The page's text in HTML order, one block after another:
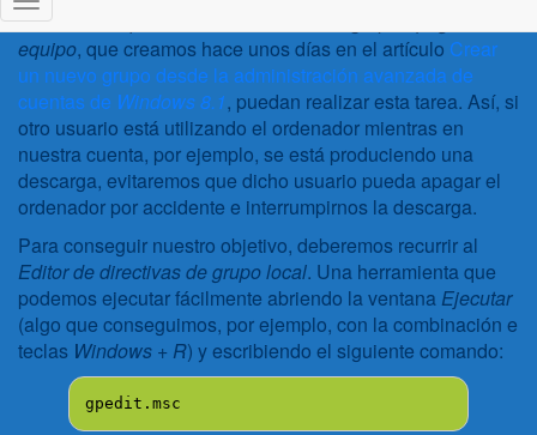
Cambiar
modo
de
navegación
cómo hacer que sólo los miembros del grupo
equipo, que creamos hace unos días en el artículo Crear
un nuevo grupo desde la administración avanzada de
cuentas de Windows 8.1, puedan realizar esta tarea. Así, si
otro usuario está utilizando el ordenador mientras en
nuestra cuenta, por ejemplo, se está produciendo una
descarga, evitaremos que dicho usuario pueda apagar el
ordenador por accidente e interrumpirnos la descarga.
Para conseguir nuestro objetivo, deberemos recurrir al
Editor de directivas de grupo local. Una herramienta que
podemos ejecutar fácilmente abriendo la ventanaEjecutar
(algo que conseguimos, por ejemplo, con la combinación e
teclas Windows + R) y escribiendo el siguiente comando:
gpedit.msc